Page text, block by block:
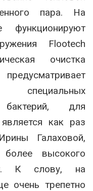
пара. На
функционируют
Flootech
очистка
бактерий, для
как раз
Галаховой,
высокого
К слову, на
очень трепетно